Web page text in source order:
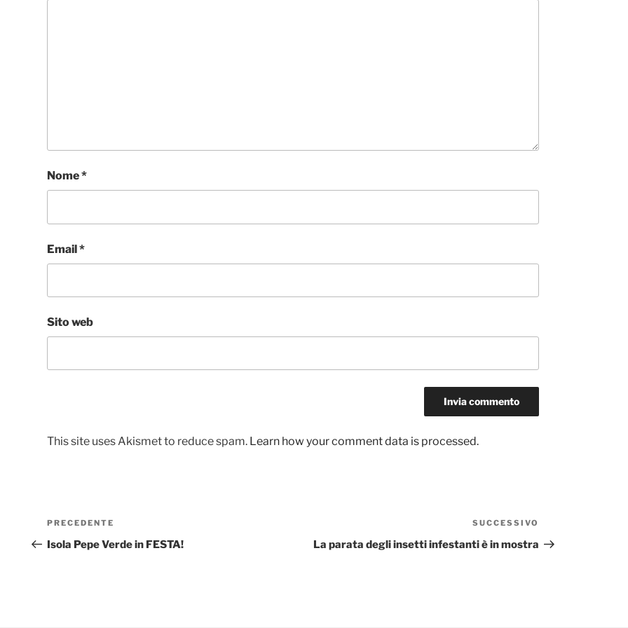
Nome*
Email*
Sito web
This site uses Akismet to reduce spam. Learn how your comment data is processed.
Navigazione
articoli
Articolo
precedente:
PRECEDENTE
Isola Pepe Verde in FESTA!
successivo
SUCCESSIVO
La parata degli insetti infestanti è in mostra